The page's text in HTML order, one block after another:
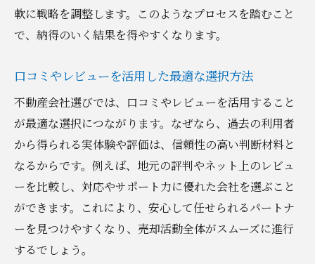
軟に戦略を調整します。このようなプロセスを踏むこと
で、納得のいく結果を得やすくなります。
口コミやレビューを活用した最適な選択方法
不動産会社選びでは、口コミやレビューを活用すること
が最適な選択につながります。なぜなら、過去の利用者
から得られる実体験や評価は、信頼性の高い判断材料と
なるからです。例えば、地元の評判やネット上のレビュ
ーを比較し、対応やサポート力に優れた会社を選ぶこと
ができます。これにより、安心して任せられるパートナ
ーを見つけやすくなり、売却活動全体がスムーズに進行
するでしょう。